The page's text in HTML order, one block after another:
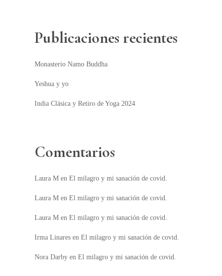
Publicaciones recientes
Monasterio Namo Buddha
Yeshua y yo
India Clásica y Retiro de Yoga 2024
Comentarios
Laura M en El milagro y mi sanación de covid.
Laura M en El milagro y mi sanación de covid.
Laura M en El milagro y mi sanación de covid.
Irma Linares en El milagro y mi sanación de covid.
Nora Darby en El milagro y mi sanación de covid.